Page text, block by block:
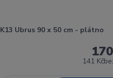
K13 Ubrus 90 x 50 cm - plátno
141 Kč